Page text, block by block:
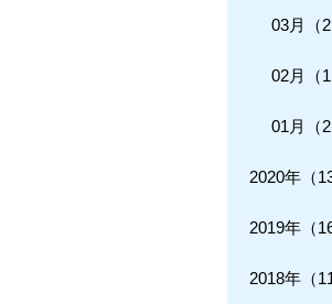
03月（2
02月（1
01月（2
2020年（13
2019年（16
2018年（11